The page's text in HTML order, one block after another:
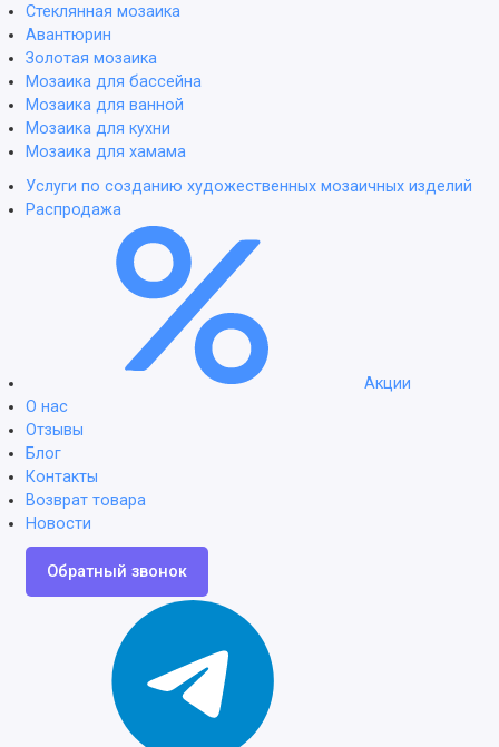
Стеклянная мозаика
Авантюрин
Золотая мозаика
Мозаика для бассейна
Мозаика для ванной
Мозаика для кухни
Мозаика для хамама
Услуги по созданию художественных мозаичных изделий
Распродажа
Акции
О нас
Отзывы
Блог
Контакты
Возврат товара
Новости
Обратный звонок